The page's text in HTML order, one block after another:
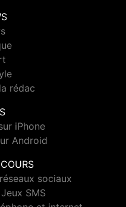
rédac
iPhone
Android
sociaux
SMS